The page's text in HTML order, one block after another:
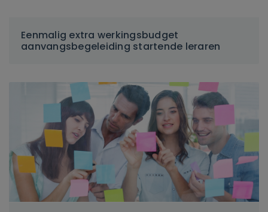
Eenmalig extra werkingsbudget
aanvangsbegeleiding startende leraren